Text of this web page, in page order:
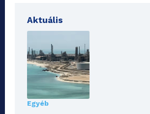
Aktuális
Egyéb